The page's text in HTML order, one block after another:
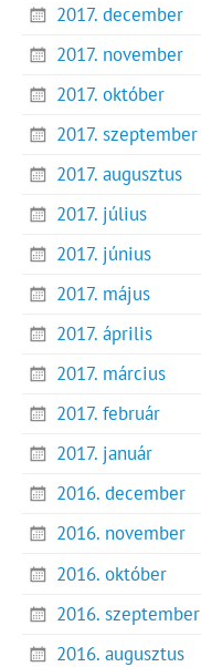
2017. december
2017. november
2017. október
2017. szeptember
2017. augusztus
2017. július
2017. június
2017. május
2017. április
2017. március
2017. február
2017. január
2016. december
2016. november
2016. október
2016. szeptember
2016. augusztus